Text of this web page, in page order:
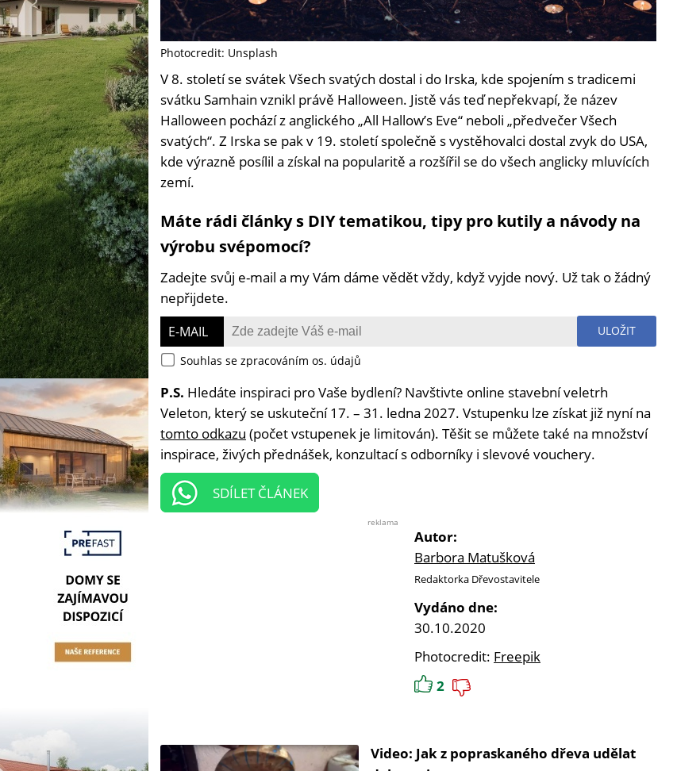
Photocredit: Unsplash
V 8. století se svátek Všech svatých dostal i do Irska, kde spojením s tradicemi
svátku Samhain vznikl právě Halloween. Jistě vás teď nepřekvapí, že název
Halloween pochází z anglického „All Hallow’s Eve“ neboli „předvečer Všech
svatých“. Z Irska se pak v 19. století společně s vystěhovalci dostal zvyk do USA,
kde výrazně posílil a získal na popularitě a rozšířil se do všech anglicky mluvících
zemí.
Máte rádi články s DIY tematikou, tipy pro kutily a návody na
výrobu svépomocí?
Zadejte svůj e-mail a my Vám dáme vědět vždy, když vyjde nový. Už tak o žádný
nepřijdete.
E-MAIL
ULOŽIT
Souhlas se zpracováním os. údajů
P.S. Hledáte inspiraci pro Vaše bydlení? Navštivte online stavební veletrh
Veleton, který se uskuteční 17. – 31. ledna 2027. Vstupenku lze získat již nyní na
tomto odkazu (počet vstupenek je limitován). Těšit se můžete také na množství
inspirace, živých přednášek, konzultací s odborníky i slevové vouchery.
SDÍLET ČLÁNEK
reklama
Autor:
Barbora Matušková
Redaktorka Dřevostavitele
Vydáno dne:
30.10.2020
Photocredit: Freepik
2
Video: Jak z popraskaného dřeva udělat